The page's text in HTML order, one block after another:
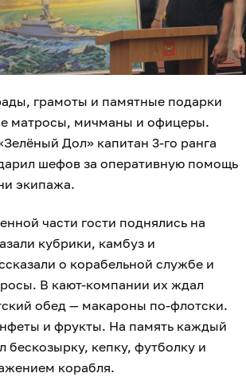
грамоты и памятные подарки
матросы, мичманы и офицеры.
Дол» капитан 3-го ранга
шефов за оперативную помощь
экипажа.
части гости поднялись на
кубрики, камбуз и
о корабельной службе и
В кают-компании их ждал
обед — макароны по-флотски.
и фрукты. На память каждый
бескозырку, кепку, футболку и
корабля.